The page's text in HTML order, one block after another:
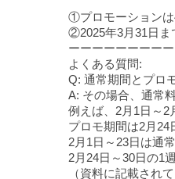
①プロモーションは
②2025年3月31日ま
ーーーーーーーーー
よくある質問:
Q: 通常期間とプロ
A: その場合、通常
例えば、2月1日～2
プロモ期間は2月24
2月1日～23日は通常
2月24日～30日の1
（資料に記載され